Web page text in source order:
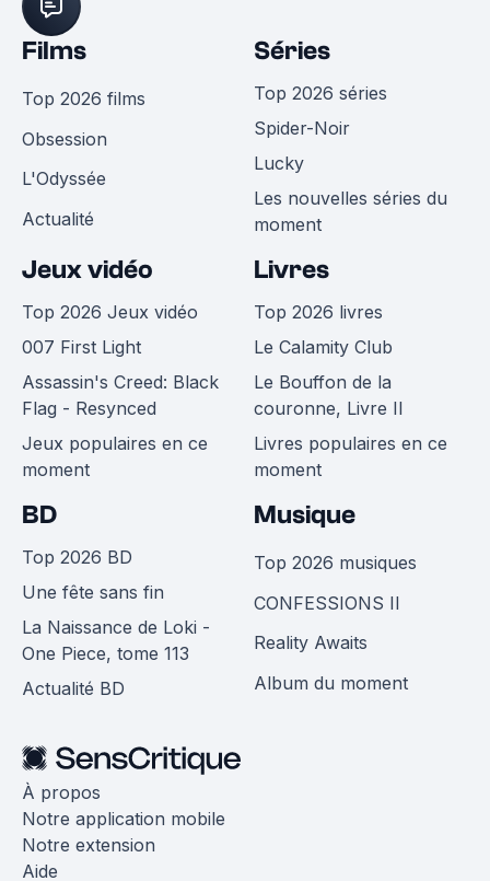
Films
Top 2026 films
Obsession
L'Odyssée
Actualité
Séries
Top 2026 séries
Spider-Noir
Lucky
Les nouvelles séries du
moment
Jeux vidéo
Top 2026 Jeux vidéo
007 First Light
Assassin's Creed: Black
Flag - Resynced
Jeux populaires en ce
moment
Livres
Top 2026 livres
Le Calamity Club
Le Bouffon de la
couronne, Livre II
Livres populaires en ce
moment
BD
Top 2026 BD
Une fête sans fin
La Naissance de Loki -
One Piece, tome 113
Actualité BD
Musique
Top 2026 musiques
CONFESSIONS II
Reality Awaits
Album du moment
À propos
Notre application mobile
Notre extension
Aide